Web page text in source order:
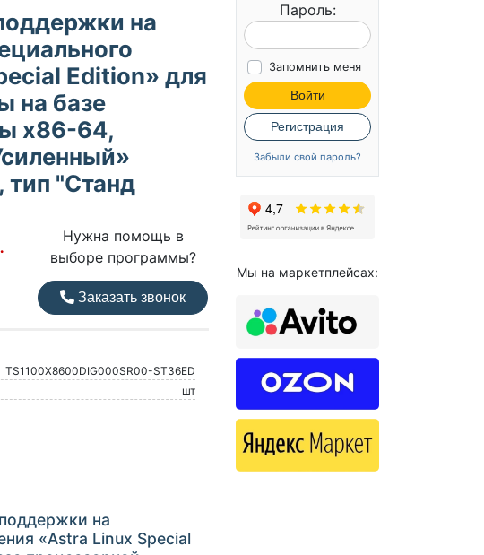
на
Edition» для
на базе
x86-64,
тип "Станд
Нужна помощь в
выборе программы?
Заказать звонок
TS1100Х8600DIG000SR00-ST36ED
шт
на
«Astra Linux Special
Пароль:
Запомнить меня
Войти
Регистрация
Забыли свой пароль?
Мы на маркетплейсах: